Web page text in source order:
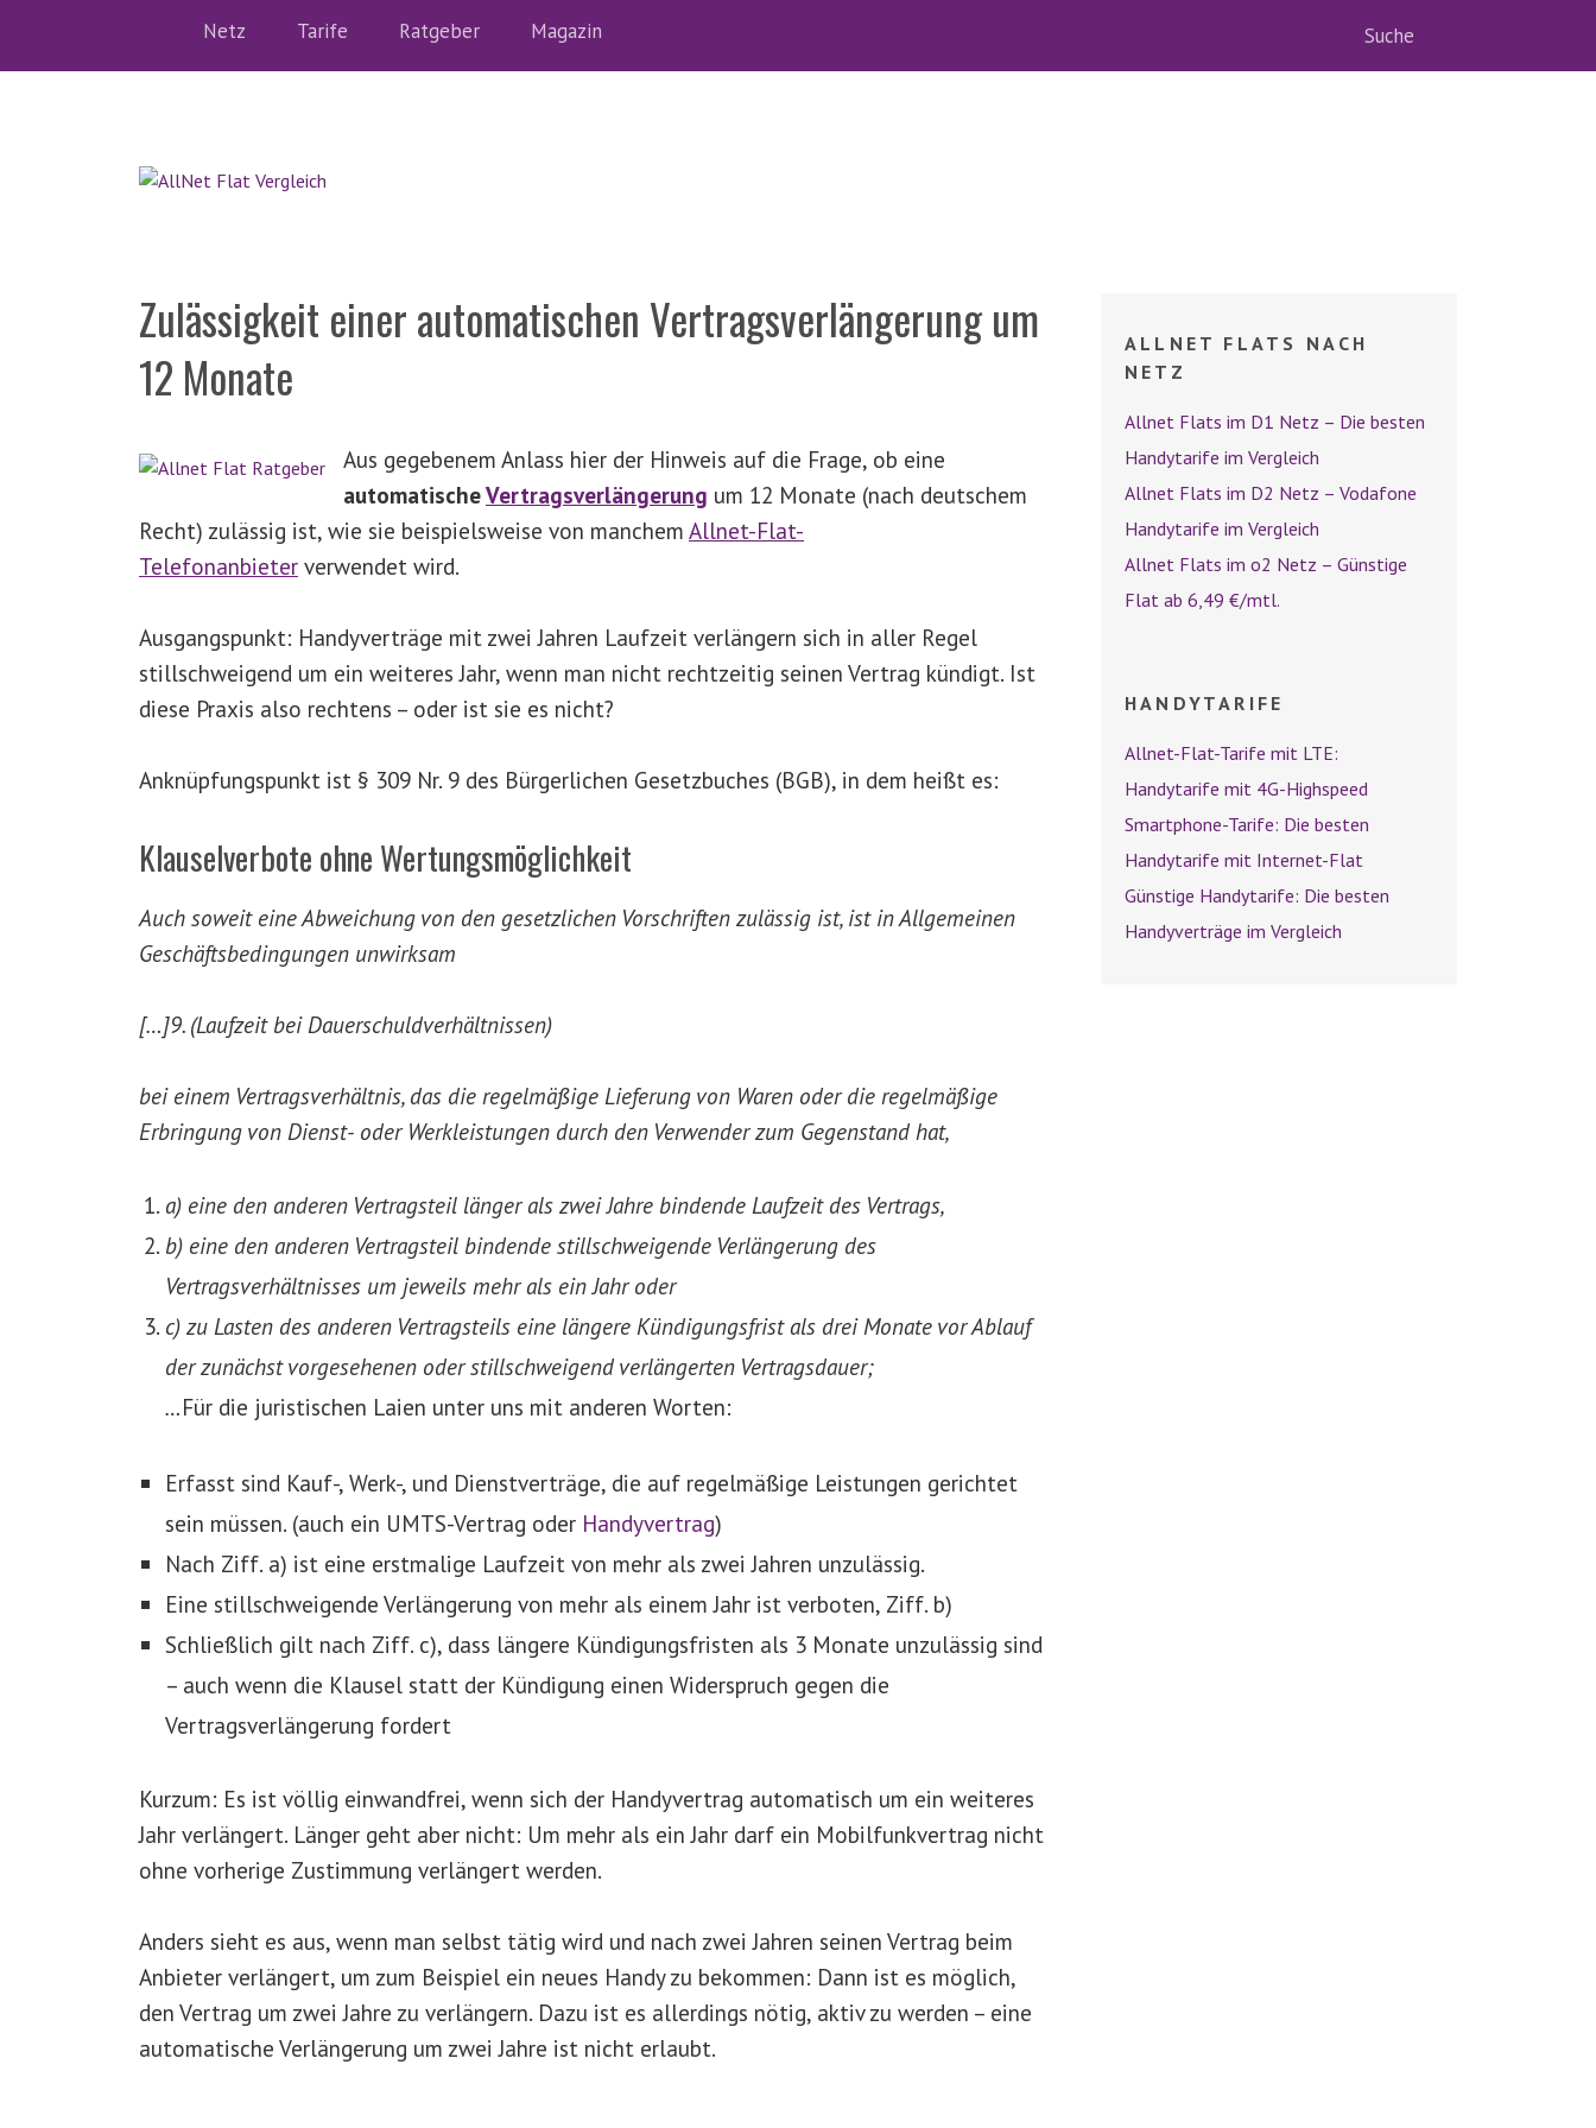
Netz Tarife Ratgeber Magazin
Zulässigkeit einer automatischen Vertragsverlängerung um
12 Monate
Aus gegebenem Anlass hier der Hinweis auf die Frage, ob eine
automatischeVertragsverlängerung um 12 Monate (nach deutschem
Recht) zulässig ist, wie sie beispielsweise von manchem Allnet-Flat-
Telefonanbieter verwendet wird.
Ausgangspunkt: Handyverträge mit zwei Jahren Laufzeit verlängern sich in aller Regel
stillschweigend um ein weiteres Jahr, wenn man nicht rechtzeitig seinen Vertrag kündigt. Ist
diese Praxis also rechtens – oder ist sie es nicht?
Anknüpfungspunkt ist § 309 Nr. 9 des Bürgerlichen Gesetzbuches (BGB), in dem heißt es:
Klauselverbote ohne Wertungsmöglichkeit
Auch soweit eine Abweichung von den gesetzlichen Vorschriften zulässig ist, ist in Allgemeinen
Geschäftsbedingungen unwirksam
[…]9. (Laufzeit bei Dauerschuldverhältnissen)
bei einem Vertragsverhältnis, das die regelmäßige Lieferung von Waren oder die regelmäßige
Erbringung von Dienst- oder Werkleistungen durch den Verwender zum Gegenstand hat,
a) eine den anderen Vertragsteil länger als zwei Jahre bindende Laufzeit des Vertrags,
b) eine den anderen Vertragsteil bindende stillschweigende Verlängerung des
Vertragsverhältnisses um jeweils mehr als ein Jahr oder
c) zu Lasten des anderen Vertragsteils eine längere Kündigungsfrist als drei Monate vor Ablauf
der zunächst vorgesehenen oder stillschweigend verlängerten Vertragsdauer;
…Für die juristischen Laien unter uns mit anderen Worten:
Erfasst sind Kauf-, Werk-, und Dienstverträge, die auf regelmäßige Leistungen gerichtet
sein müssen. (auch ein UMTS-Vertrag oder Handyvertrag)
Nach Ziff. a) ist eine erstmalige Laufzeit von mehr als zwei Jahren unzulässig.
Eine stillschweigende Verlängerung von mehr als einem Jahr ist verboten, Ziff. b)
Schließlich gilt nach Ziff. c), dass längere Kündigungsfristen als 3 Monate unzulässig sind
– auch wenn die Klausel statt der Kündigung einen Widerspruch gegen die
Vertragsverlängerung fordert
Kurzum: Es ist völlig einwandfrei, wenn sich der Handyvertrag automatisch um ein weiteres
Jahr verlängert. Länger geht aber nicht: Um mehr als ein Jahr darf ein Mobilfunkvertrag nicht
ohne vorherige Zustimmung verlängert werden.
Anders sieht es aus, wenn man selbst tätig wird und nach zwei Jahren seinen Vertrag beim
Anbieter verlängert, um zum Beispiel ein neues Handy zu bekommen: Dann ist es möglich,
den Vertrag um zwei Jahre zu verlängern. Dazu ist es allerdings nötig, aktiv zu werden – eine
automatische Verlängerung um zwei Jahre ist nicht erlaubt.
ALLNET FLATS NACH
NETZ
Allnet Flats im D1 Netz – Die besten
Handytarife im Vergleich
Allnet Flats im D2 Netz – Vodafone
Handytarife im Vergleich
Allnet Flats im o2 Netz – Günstige
Flat ab 6,49 €/mtl.
HANDYTARIFE
Allnet-Flat-Tarife mit LTE:
Handytarife mit 4G-Highspeed
Smartphone-Tarife: Die besten
Handytarife mit Internet-Flat
Günstige Handytarife: Die besten
Handyverträge im Vergleich